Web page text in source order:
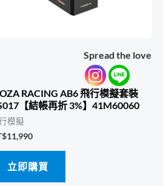
Spread the love
RACING AB6 飛行模擬套裝
【結帳再折 3%】41M60060
模擬
11,990
立即購買